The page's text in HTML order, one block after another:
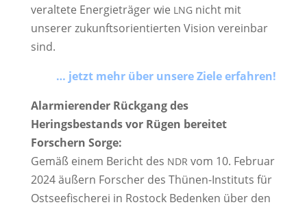
veraltete Energieträger wie LNG nicht mit
unserer zukunftsorientierten Vision vereinbar
sind.
… jetzt mehr über unsere Ziele erfahren!
Alarmierender Rückgang des
Heringsbestands vor Rügen bereitet
Forschern Sorge:
Gemäß einem Bericht des NDR vom 10. Februar
2024 äußern Forscher des Thünen-Instituts für
Ostseefischerei in Rostock Bedenken über den